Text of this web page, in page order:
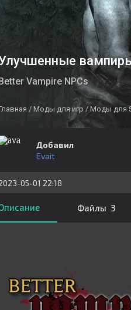
Vampire NPCs
/ Моды для игр / Моды для
Добавил
Evait
05-01 22:18
Файлы 3